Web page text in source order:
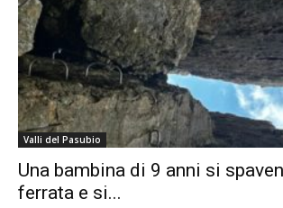
Valli del Pasubio
Una bambina di 9 anni si
ferrata e si...